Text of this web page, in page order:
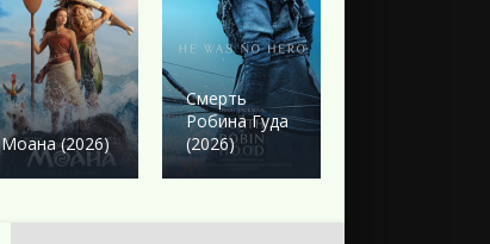
Боевик
Моана (2026)
Смерть
Робина Гуда
(2026)